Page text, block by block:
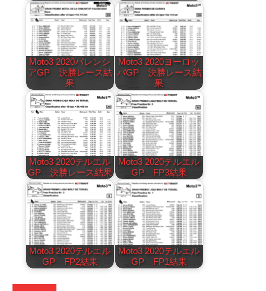
Moto3 2020バレンシ
アGP 決勝レース結
果
Moto3 2020ヨーロッ
パGP 決勝レース結
果
Moto3 2020テルエル
GP 決勝レース結果
Moto3 2020テルエル
GP FP3結果
Moto3 2020テルエル
GP FP2結果
Moto3 2020テルエル
GP FP1結果